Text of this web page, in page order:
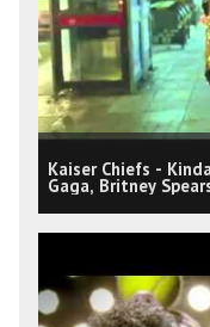
Kaiser Chiefs -
Gaga, Britney